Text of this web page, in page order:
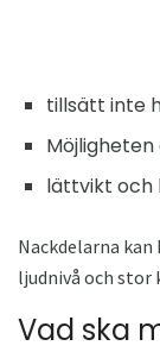
tillsätt inte
lättvikt och
Nackdelarna
ljudnivå och stor
Vad ska